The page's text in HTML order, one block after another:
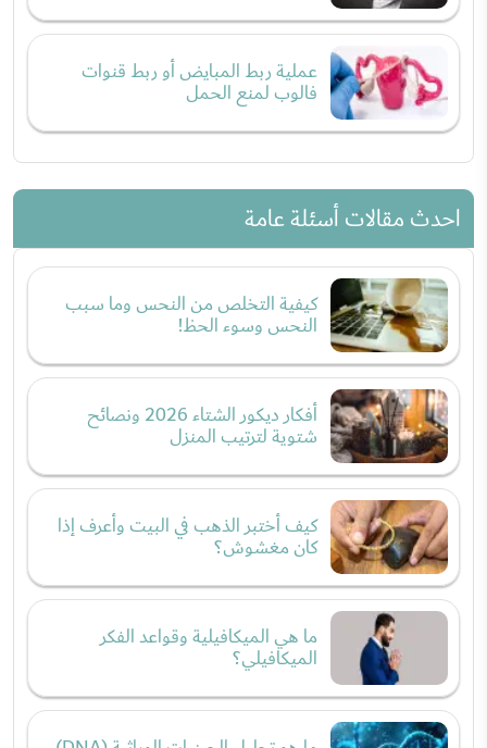
عملية ربط المبايض أو ربط قنوات
فالوب لمنع الحمل
احدث مقالات أسئلة عامة
كيفية التخلص من النحس وما سبب
النحس وسوء الحظ!
أفكار ديكور الشتاء 2026 ونصائح
شتوية لترتيب المنزل
كيف أختبر الذهب في البيت وأعرف إذا
كان مغشوش؟
ما هي الميكافيلية وقواعد الفكر
الميكافيلي؟